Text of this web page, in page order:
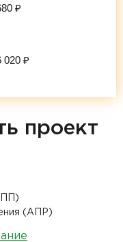
₽
020 ₽
проект
(АПР)